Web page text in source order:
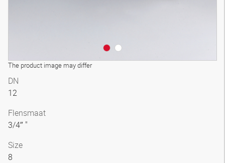
The product image may differ
DN
12
Flensmaat
3/4″ "
Size
8